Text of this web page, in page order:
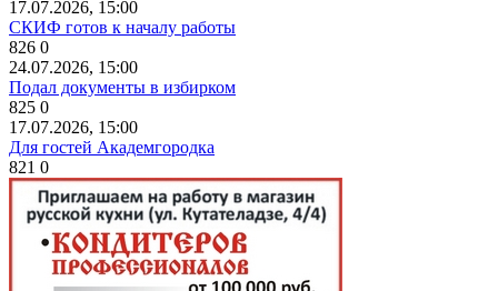
17.07.2026, 15:00
СКИФ готов к началу работы
826 0
24.07.2026, 15:00
Подал документы в избирком
825 0
17.07.2026, 15:00
Для гостей Академгородка
821 0